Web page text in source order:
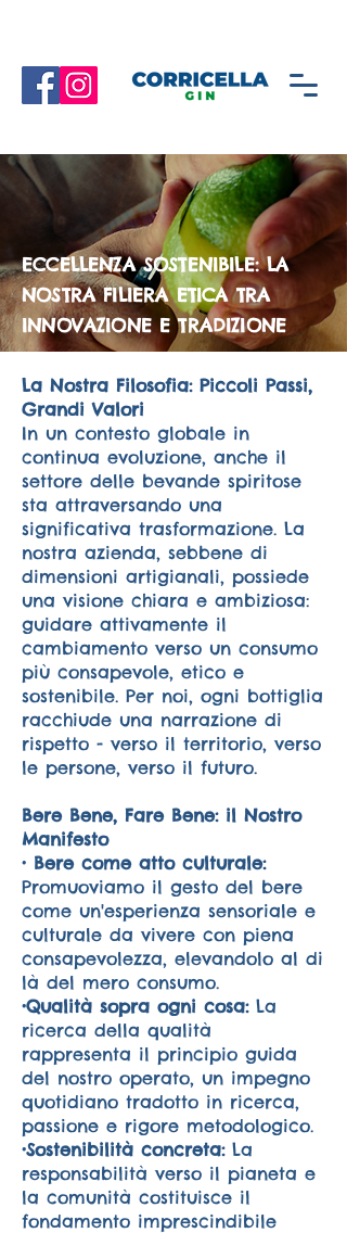
ECCELLENZA SOSTENIBILE: LA
NOSTRA FILIERA ETICA TRA
INNOVAZIONE E TRADIZIONE
La Nostra Filosofia: Piccoli Passi,
Grandi Valori
In un contesto globale in
continua evoluzione, anche il
settore delle bevande spiritose
sta attraversando una
significativa trasformazione. La
nostra azienda, sebbene di
dimensioni artigianali, possiede
una visione chiara e ambiziosa:
guidare attivamente il
cambiamento verso un consumo
più consapevole, etico e
sostenibile. Per noi, ogni bottiglia
racchiude una narrazione di
rispetto - verso il territorio, verso
le persone, verso il futuro.
Bere Bene, Fare Bene: il Nostro
Manifesto
• Bere come atto culturale:
Promuoviamo il gesto del bere
come un'esperienza sensoriale e
culturale da vivere con piena
consapevolezza, elevandolo al di
là del mero consumo.
•Qualità sopra ogni cosa: La
ricerca della qualità
rappresenta il principio guida
del nostro operato, un impegno
quotidiano tradotto in ricerca,
passione e rigore metodologico.
•Sostenibilità concreta: La
responsabilità verso il pianeta e
la comunità costituisce il
fondamento imprescindibile